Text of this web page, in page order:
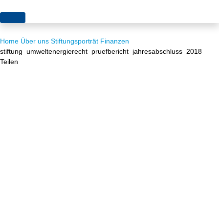
Themen
Akzeptanz
Europa
Projekte
Publikationen
Home Über uns Stiftungsporträt Finanzen
stiftung_umweltenergierecht_pruefbericht_jahresabschluss_2018
Teilen